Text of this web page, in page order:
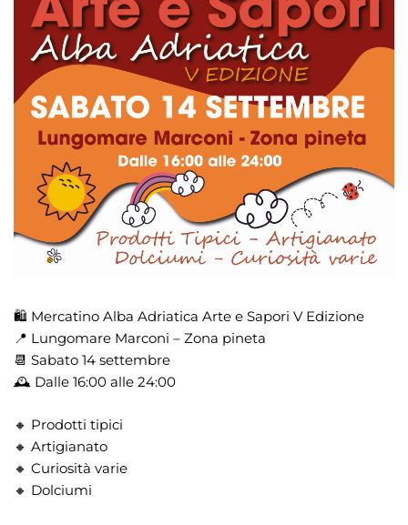
🛍 Mercatino Alba Adriatica Arte e Sapori V Edizione
📍 Lungomare Marconi – Zona pineta
📆 Sabato 14 settembre
🕰 Dalle 16:00 alle 24:00
🔸 Prodotti tipici
🔸 Artigianato
🔸 Curiosità varie
🔸 Dolciumi